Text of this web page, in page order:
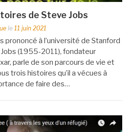
de Steve Jobs
le 11 juin 2021
prononcé à l’université de Stanford
(1955-2011), fondateur
parle de son parcours de vie et
trois histoires qu’il a vécues à
de faire des…